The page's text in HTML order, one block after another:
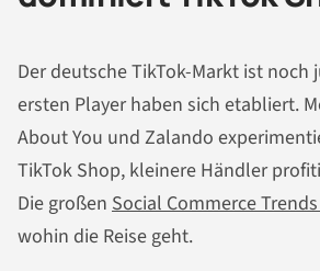
Der deutsche TikTok-Markt ist noch
ersten Player haben sich etabliert.
About You und Zalando
TikTok Shop, kleinere Händler
Die großen Social Commerce
wohin die Reise geht.